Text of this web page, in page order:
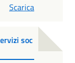
Scarica
soc